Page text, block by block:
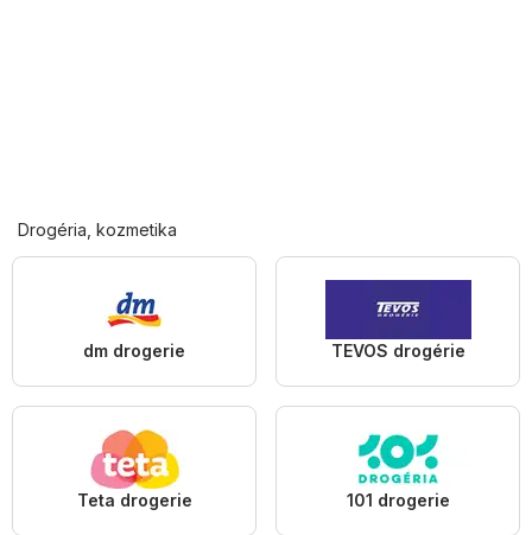
Drogéria, kozmetika
dm drogerie TEVOS drogérie
Teta drogerie 101 drogerie